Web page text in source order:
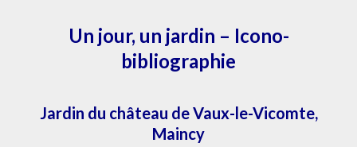
Un jour, un jardin – Icono-
bibliographie
Jardin du château de Vaux-le-Vicomte,
Maincy